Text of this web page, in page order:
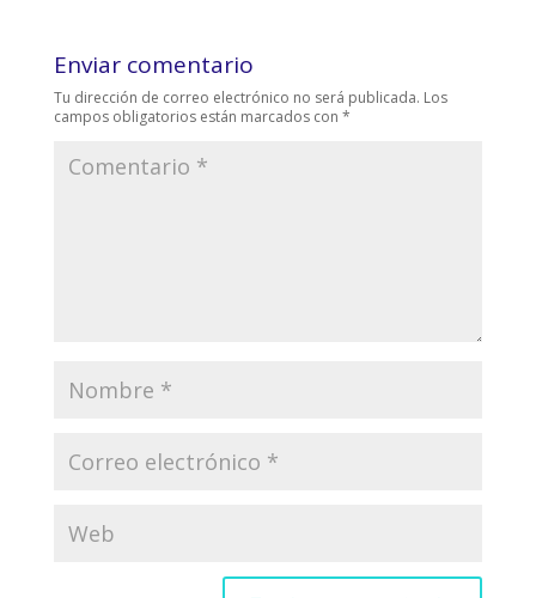
Enviar comentario
Tu dirección de correo electrónico no será publicada. Los
campos obligatorios están marcados con *